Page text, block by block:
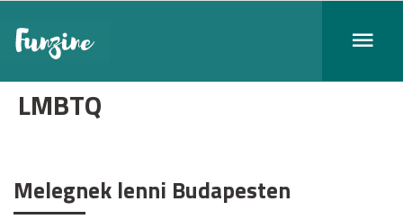
LMBTQ
Melegnek lenni Budapesten